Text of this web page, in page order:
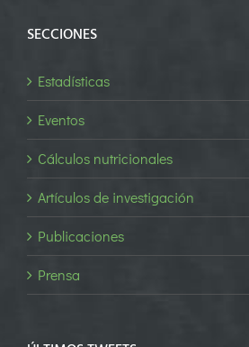
SECCIONES
Estadísticas
Eventos
Cálculos nutricionales
Artículos de investigación
Publicaciones
Prensa